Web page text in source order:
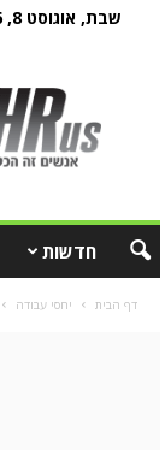
שבת, אוגוסט 8, 2026
חדשות
דף הבית יחסי עבודה